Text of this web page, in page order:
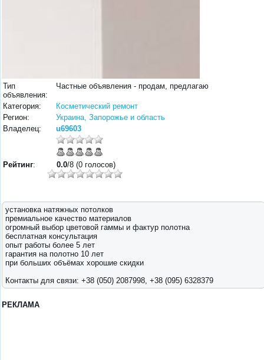
Тип
объявления:
Частные объявления - продам, предлагаю
Категория:
Косметический ремонт
Регион:
Украина, Запорожье и область
Владелец:
u69603
Рейтинг: 0.0/8 (0 голосов)
установка натяжных потолков
премиальное качество материалов
огромный выбор цветовой гаммы и фактур полотна
бесплатная консультация
опыт работы более 5 лет
гарантия на полотно 10 лет
при больших объёмах хорошие скидки
Контакты для связи: +38 (050) 2087998, +38 (095) 6328379
РЕКЛАМА